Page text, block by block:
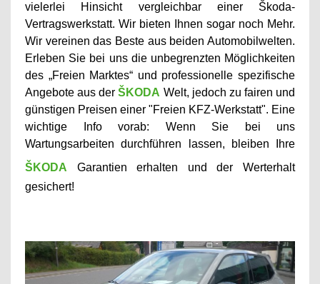
vielerlei Hinsicht vergleichbar einer Škoda-
Vertragswerkstatt. Wir bieten Ihnen sogar noch Mehr.
Wir vereinen das Beste aus beiden Automobilwelten.
Erleben Sie bei uns die unbegrenzten Möglichkeiten
des „Freien Marktes“ und professionelle spezifische
Angebote aus derŠKODA Welt, jedoch zu fairen und
günstigen Preisen einer "Freien KFZ-Werkstatt". Eine
wichtige Info vorab: Wenn Sie bei uns
Wartungsarbeiten durchführen lassen, bleiben Ihre
ŠKODA
Garantien erhalten und der Werterhalt
gesichert!